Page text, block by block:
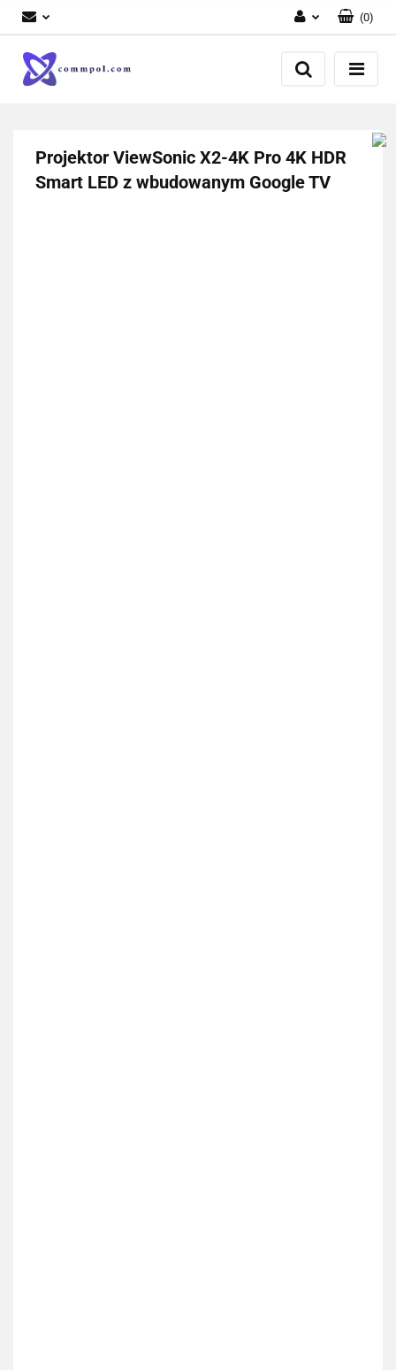
Zaloguj się
Zarejestruj się
(0)
Projektor ViewSonic X2-4K Pro 4K HDR
Smart LED z wbudowanym Google TV